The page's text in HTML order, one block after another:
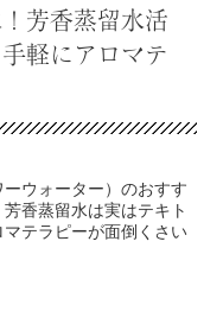
芳香蒸留水活
軽にアロマテ
ウォーター）のおすす
香蒸留水は実はテキト
テラピーが面倒くさい